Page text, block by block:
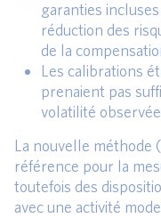
garanties
réduction des
de la
Les calibrations
prenaient pas
volatilité
La nouvelle méthode
référence pour la
toutefois des
avec une activité